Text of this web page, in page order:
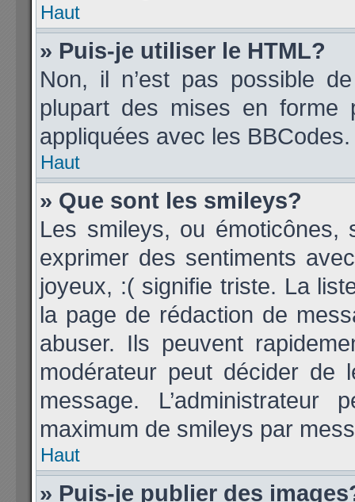
Haut
» Puis-je utiliser le HTML?
Non, il n’est pas possible
plupart des mises en forme
appliquées avec les BBCodes.
Haut
» Que sont les smileys?
Les smileys, ou émoticônes,
exprimer des sentiments
joyeux, :( signifie triste. La
la page de rédaction de
abuser. Ils peuvent
modérateur peut décider de
message.
maximum de smileys par
Haut
» Puis-je publier des